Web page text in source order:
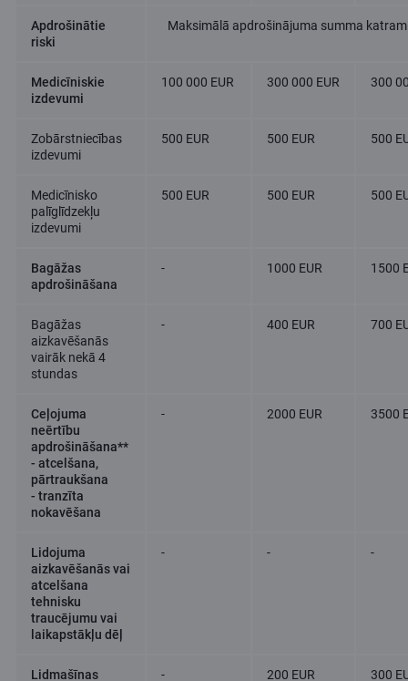
Apdrošinātie
riski
Maksimālā apdrošinājuma summa
Medicīniskie
izdevumi
100 000 EUR 300 000 EUR 300
Zobārstniecības
izdevumi
500 EUR 500 EUR 500
Medicīnisko
palīglīdzekļu
izdevumi
500 EUR 500 EUR 500
Bagāžas
apdrošināšana
- 1000 EUR 1500
Bagāžas
aizkavēšanās
vairāk nekā 4
stundas
- 400 EUR 700
Ceļojuma
neērtību
apdrošināšana**
- atcelšana,
pārtraukšana
- tranzīta
nokavēšana
- 2000 EUR 3500
Lidojuma
aizkavēšanās vai
atcelšana
tehnisku
traucējumu vai
laikapstākļu dēļ
- - -
Lidmašīnas
- 200 EUR 300